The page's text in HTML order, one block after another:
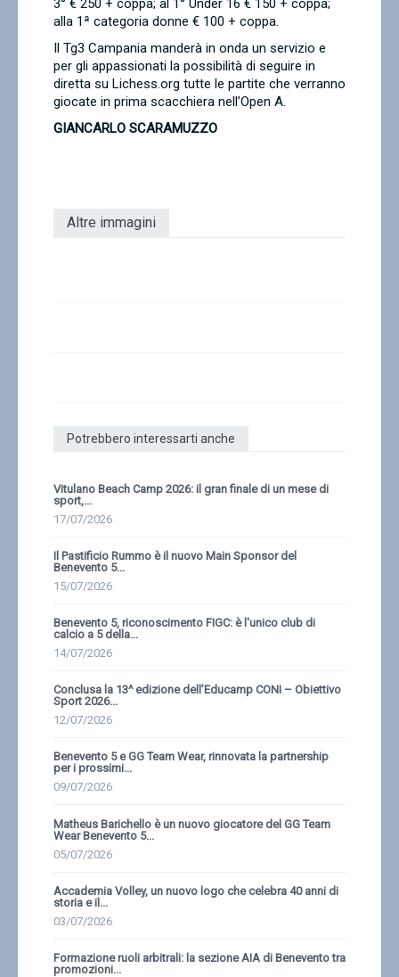
alla 1ª categoria donne € 100 + coppa.
Il Tg3 Campania manderà in onda un servizio e
per gli appassionati la possibilità di seguire in
diretta su Lichess.org tutte le partite che verranno
giocate in prima scacchiera nell’Open A.
GIANCARLO SCARAMUZZO
Altre immagini
Potrebbero interessarti anche
Vitulano Beach Camp 2026: il gran finale di un mese di
sport,...
17/07/2026
Il Pastificio Rummo è il nuovo Main Sponsor del
Benevento 5...
15/07/2026
Benevento 5, riconoscimento FIGC: è l'unico club di
calcio a 5 della...
14/07/2026
Conclusa la 13^ edizione dell’Educamp CONI – Obiettivo
Sport 2026...
12/07/2026
Benevento 5 e GG Team Wear, rinnovata la partnership
per i prossimi...
09/07/2026
Matheus Barichello è un nuovo giocatore del GG Team
Wear Benevento 5...
05/07/2026
Accademia Volley, un nuovo logo che celebra 40 anni di
storia e il...
03/07/2026
Formazione ruoli arbitrali: la sezione AIA di Benevento tra
promozioni...